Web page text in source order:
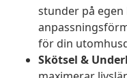
stunder på egen
för din
Skötsel &